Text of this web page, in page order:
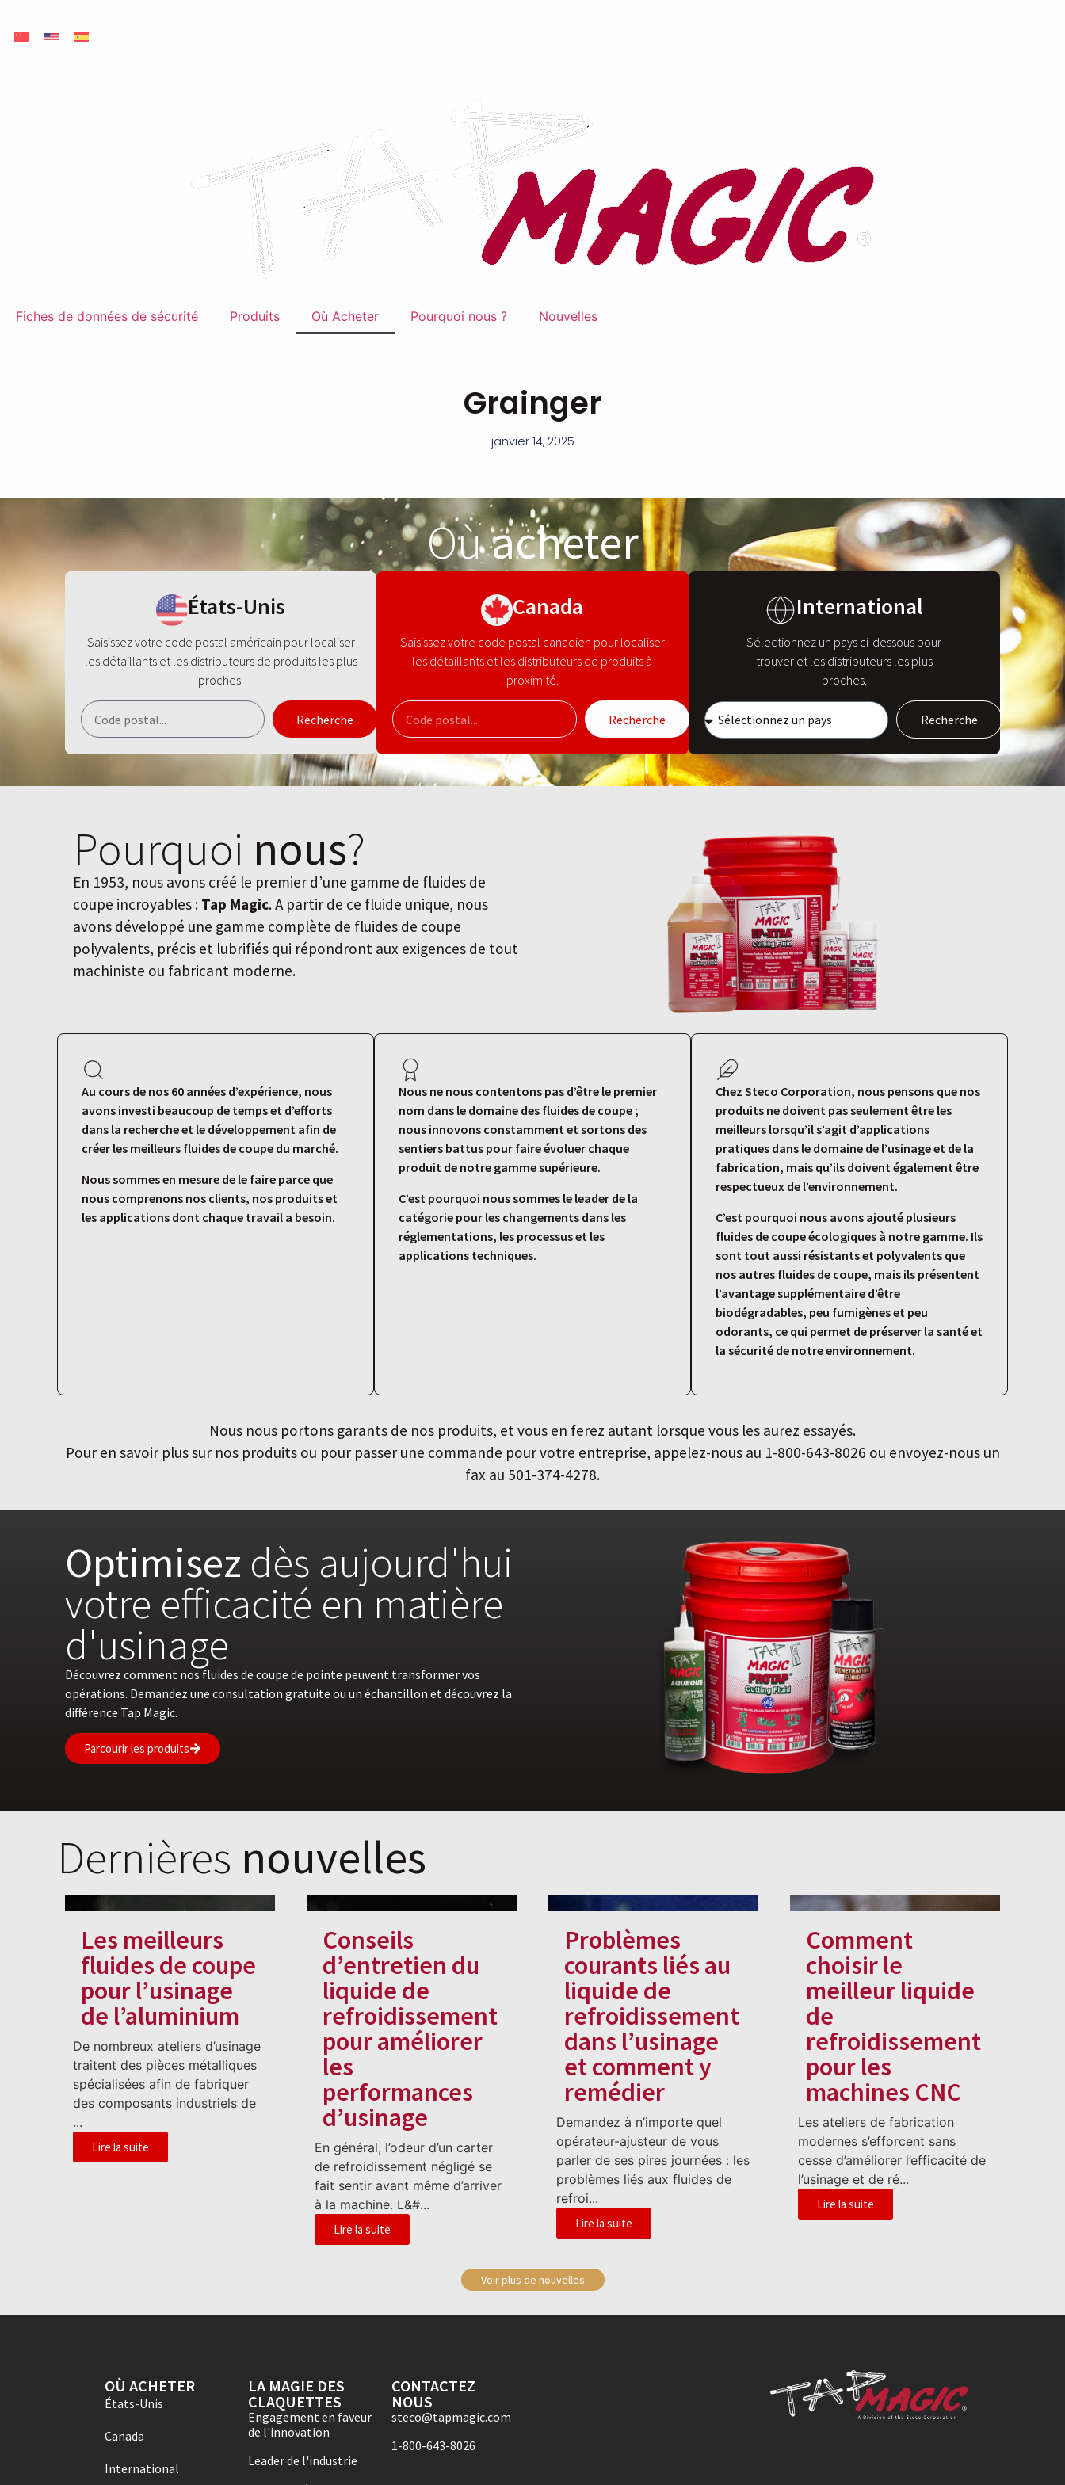
Fiches de données de sécurité Produits Où Acheter Pourquoi nous ? Nouvelles
Grainger
janvier 14, 2025
Oùacheter
États-Unis
Saisissez votre code postal américain pour localiser
les détaillants et les distributeurs de produits les plus
proches.
Recherche
Canada
Saisissez votre code postal canadien pour localiser
les détaillants et les distributeurs de produits à
proximité.
Recherche
International
Sélectionnez un pays ci-dessous pour
trouver et les distributeurs les plus
proches.
Recherche
Pourquoi nous?
En 1953, nous avons créé le premier d’une gamme de fluides de
coupe incroyables : Tap Magic. A partir de ce fluide unique, nous
avons développé une gamme complète de fluides de coupe
polyvalents, précis et lubrifiés qui répondront aux exigences de tout
machiniste ou fabricant moderne.
Au cours de nos 60 années d’expérience, nous
avons investi beaucoup de temps et d’efforts
dans la recherche et le développement afin de
créer les meilleurs fluides de coupe du marché.
Nous sommes en mesure de le faire parce que
nous comprenons nos clients, nos produits et
les applications dont chaque travail a besoin.
Nous ne nous contentons pas d’être le premier
nom dans le domaine des fluides de coupe ;
nous innovons constamment et sortons des
sentiers battus pour faire évoluer chaque
produit de notre gamme supérieure.
C’est pourquoi nous sommes le leader de la
catégorie pour les changements dans les
réglementations, les processus et les
applications techniques.
Chez Steco Corporation, nous pensons que nos
produits ne doivent pas seulement être les
meilleurs lorsqu’il s’agit d’applications
pratiques dans le domaine de l’usinage et de la
fabrication, mais qu’ils doivent également être
respectueux de l’environnement.
C’est pourquoi nous avons ajouté plusieurs
fluides de coupe écologiques à notre gamme. Ils
sont tout aussi résistants et polyvalents que
nos autres fluides de coupe, mais ils présentent
l’avantage supplémentaire d’être
biodégradables, peu fumigènes et peu
odorants, ce qui permet de préserver la santé et
la sécurité de notre environnement.
Nous nous portons garants de nos produits, et vous en ferez autant lorsque vous les aurez essayés.
Pour en savoir plus sur nos produits ou pour passer une commande pour votre entreprise, appelez-nous au 1-800-643-8026 ou envoyez-nous un
fax au 501-374-4278.
Optimisez dès aujourd'hui
votre efficacité en matière
d'usinage
Découvrez comment nos fluides de coupe de pointe peuvent transformer vos
opérations. Demandez une consultation gratuite ou un échantillon et découvrez la
différence Tap Magic.
Parcourir les produits
Dernières nouvelles
Les meilleurs
fluides de coupe
pour l’usinage
de l’aluminium
De nombreux ateliers d’usinage
traitent des pièces métalliques
spécialisées afin de fabriquer
des composants industriels de
...
Lire la suite
Conseils
d’entretien du
liquide de
refroidissement
pour améliorer
les
performances
d’usinage
En général, l’odeur d’un carter
de refroidissement négligé se
fait sentir avant même d’arriver
à la machine. L&#...
Lire la suite
Problèmes
courants liés au
liquide de
refroidissement
dans l’usinage
et comment y
remédier
Demandez à n’importe quel
opérateur-ajusteur de vous
parler de ses pires journées : les
problèmes liés aux fluides de
refroi...
Lire la suite
Comment
choisir le
meilleur liquide
de
refroidissement
pour les
machines CNC
Les ateliers de fabrication
modernes s’efforcent sans
cesse d’améliorer l’efficacité de
l’usinage et de ré...
Lire la suite
Voir plus de nouvelles
OÙ ACHETER
États-Unis
Canada
International
LA MAGIE DES
CLAQUETTES
Engagement en faveur
de l'innovation
Leader de l'industrie
CONTACTEZ
NOUS
steco@tapmagic.com
1-800-643-8026